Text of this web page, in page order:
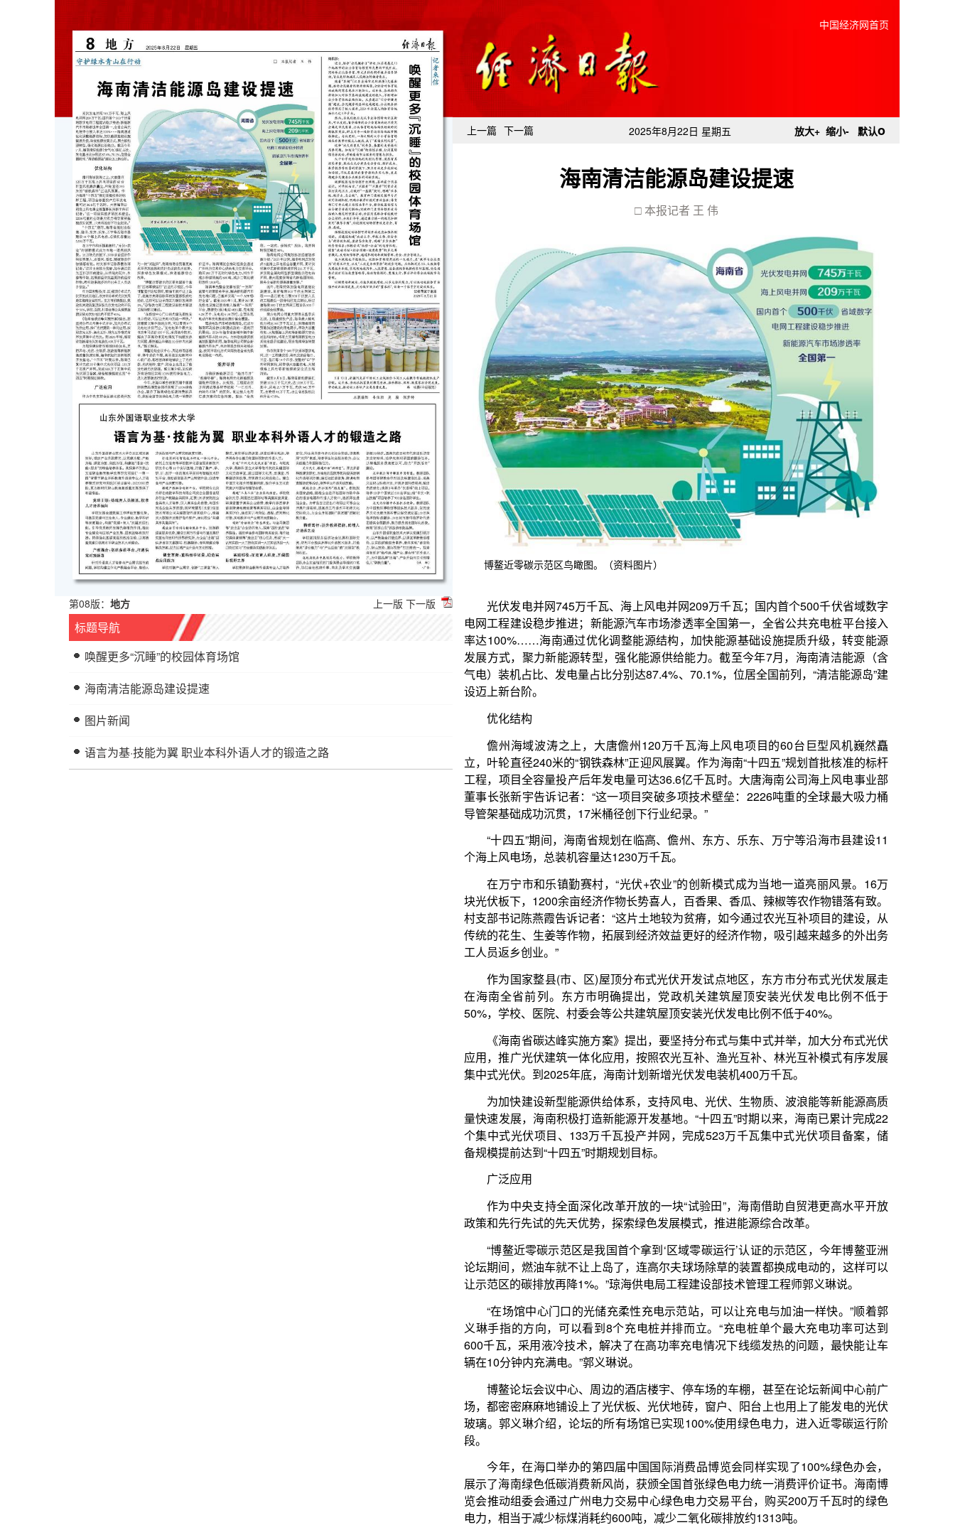
第08版： 地方 上一版 下一版
标题导航
唤醒更多“沉睡”的校园体育场馆
海南清洁能源岛建设提速
图片新闻
语言为基·技能为翼 职业本科外语人才的锻造之路
中国经济网首页
上一篇 下一篇 2025年8月22日 星期五 放大+ 缩小- 默认o
海南清洁能源岛建设提速
□ 本报记者 王 伟
博鳌近零碳示范区鸟瞰图。（资料图片）
光伏发电并网745万千瓦、海上风电并网209万千瓦；国内首个500千伏省域数字
电网工程建设稳步推进；新能源汽车市场渗透率全国第一，全省公共充电桩平台接入
率达100%……海南通过优化调整能源结构，加快能源基础设施提质升级，转变能源
发展方式，聚力新能源转型，强化能源供给能力。截至今年7月，海南清洁能源（含
气电）装机占比、发电量占比分别达87.4%、70.1%，位居全国前列，“清洁能源岛”建
设迈上新台阶。
儋州海域波涛之上，大唐儋州120万千瓦海上风电项目的60台巨型风机巍然矗
立，叶轮直径240米的“钢铁森林”正迎风展翼。作为海南“十四五”规划首批核准的标杆
工程，项目全容量投产后年发电量可达36.6亿千瓦时。大唐海南公司海上风电事业部
董事长张新宇告诉记者：“这一项目突破多项技术壁垒：2226吨重的全球最大吸力桶
个海上风电场，总装机容量达1230万千瓦。
在万宁市和乐镇勤赛村，“光伏+农业”的创新模式成为当地一道亮丽风景。16万
块光伏板下，1200余亩经济作物长势喜人，百香果、香瓜、辣椒等农作物错落有致。
村支部书记陈燕霞告诉记者：“这片土地较为贫瘠，如今通过农光互补项目的建设，从
传统的花生、生姜等作物，拓展到经济效益更好的经济作物，吸引越来越多的外出务
作为国家整县(市、区)屋顶分布式光伏开发试点地区，东方市分布式光伏发展走
在海南全省前列。东方市明确提出，党政机关建筑屋顶安装光伏发电比例不低于
50%，学校、医院、村委会等公共建筑屋顶安装光伏发电比例不低于40%。
《海南省碳达峰实施方案》提出，要坚持分布式与集中式并举，加大分布式光伏
应用，推广光伏建筑一体化应用，按照农光互补、渔光互补、林光互补模式有序发展
集中式光伏。到2025年底，海南计划新增光伏发电装机400万千瓦。
为加快建设新型能源供给体系，支持风电、光伏、生物质、波浪能等新能源高质
量快速发展，海南积极打造新能源开发基地。“十四五”时期以来，海南已累计完成22
个集中式光伏项目、133万千瓦投产并网，完成523万千瓦集中式光伏项目备案，储
备规模提前达到“十四五”时期规划目标。
作为中央支持全面深化改革开放的一块“试验田”，海南借助自贸港更高水平开放
政策和先行先试的先天优势，探索绿色发展模式，推进能源综合改革。
论坛期间，燃油车就不让上岛了，连高尔夫球场除草的装置都换成电动的，这样可以
让示范区的碳排放再降1%。”琼海供电局工程建设部技术管理工程师郭义琳说。
“在场馆中心门口的光储充柔性充电示范站，可以让充电与加油一样快。”顺着郭
义琳手指的方向，可以看到8个充电桩并排而立。“充电桩单个最大充电功率可达到
辆在10分钟内充满电。”郭义琳说。
博鳌论坛会议中心、周边的酒店楼宇、停车场的车棚，甚至在论坛新闻中心前广
场，都密密麻麻地铺设上了光伏板、光伏地砖，窗户、阳台上也用上了能发电的光伏
今年，在海口举办的第四届中国国际消费品博览会同样实现了100%绿色办会，
展示了海南绿色低碳消费新风尚，获颁全国首张绿色电力统一消费评价证书。海南博
览会推动组委会通过广州电力交易中心绿色电力交易平台，购买200万千瓦时的绿色
电力，相当于减少标煤消耗约600吨，减少二氧化碳排放约1313吨。
海南率先整合完善省级“一张网”监管与运营服务平台，解决新能源汽车充电难问
题，已基本实现“一个APP畅行全省”。截至2025年7月，累计267家充换电设施运营商
接入海南“一张网”平台，链接充（换）电站4833座、充电桩4.28万个、充电枪6.08万
把，全面实现电动汽车充电基础设施乡镇全覆盖。
驾驶电动汽车畅游海南岛，已成为海南环岛旅游公路建成后的一道亮丽风景线。
2024年海南省新增车辆中新能源汽车占比58.2%。为推动能源资源高效配置和利用，
海南电网公司联合新能源汽车生产、电池制造及相关领域企业，按照市场化方式共同
为确保新能源项目“能并尽并”“能接尽接”，海南电网优化新能源及储能并网服务，
从规划、工程建设到并网调试等各环节按照“一口对外、内转外不转”的原则，制定接